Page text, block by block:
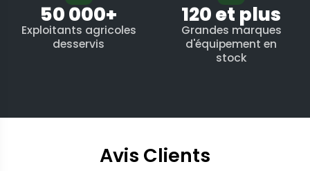
50 000+
Exploitants agricoles
desservis
120 et plus
Grandes marques
d'équipement en
stock
Avis Clients